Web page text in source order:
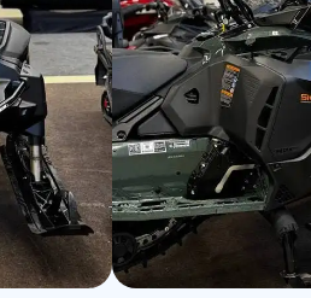
Москва,Барнаул,
,
,Ханты-
нужно именно
или Канады.
или позвоните
вариант